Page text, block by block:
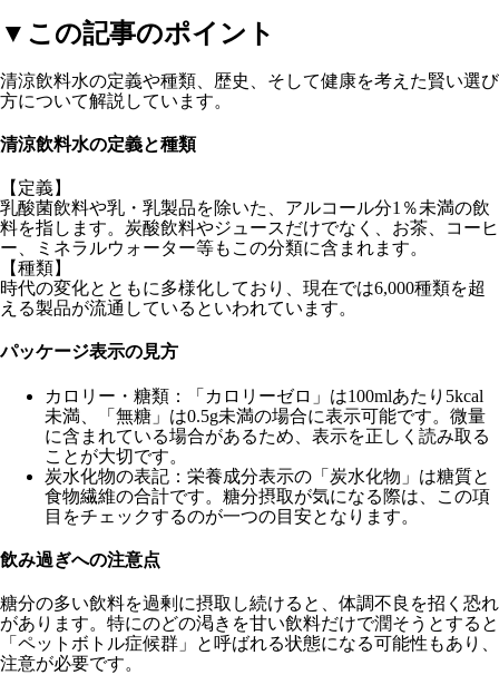
▼この記事のポイント
清涼飲料水の定義や種類、歴史、そして健康を考えた賢い選び
方について解説しています。
清涼飲料水の定義と種類
【定義】
乳酸菌飲料や乳・乳製品を除いた、アルコール分1％未満の飲
料を指します。炭酸飲料やジュースだけでなく、お茶、コーヒ
ー、ミネラルウォーター等もこの分類に含まれます。
【種類】
時代の変化とともに多様化しており、現在では6,000種類を超
える製品が流通しているといわれています。
パッケージ表示の見方
カロリー・糖類 ：「カロリーゼロ」は100mlあたり5kcal
未満、「無糖」は0.5g未満の場合に表示可能です。微量
に含まれている場合があるため、表示を正しく読み取る
ことが大切です。
炭水化物の表記 ：栄養成分表示の「炭水化物」は糖質と
食物繊維の合計です。糖分摂取が気になる際は、この項
目をチェックするのが一つの目安となります。
飲み過ぎへの注意点
糖分の多い飲料を過剰に摂取し続けると、体調不良を招く恐れ
があります。特にのどの渇きを甘い飲料だけで潤そうとすると
「ペットボトル症候群」と呼ばれる状態になる可能性もあり、
注意が必要です。